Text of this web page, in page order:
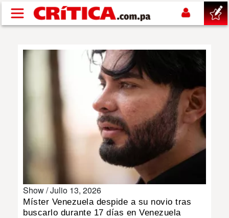
Pasar al contenido principal
DEPORTES
Show /Julio 13, 2026
Míster Venezuela despide a su novio tras
buscarlo durante 17 días en Venezuela